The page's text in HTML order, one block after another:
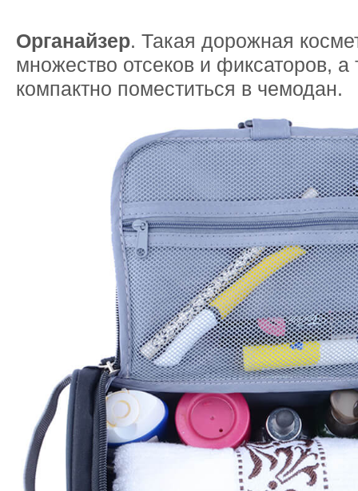
Органайзер. Такая дорожная
множество отсеков и фиксаторов, а
компактно поместиться в чемодан.